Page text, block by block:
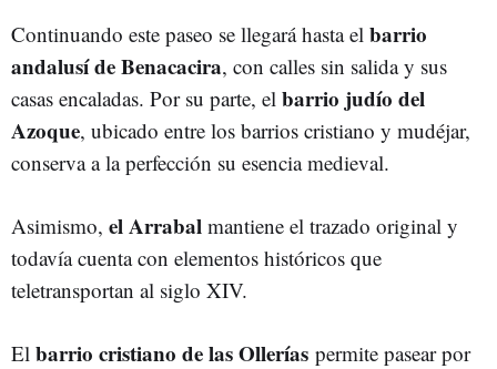
Continuando este paseo se llegará hasta el barrio
andalusí de Benacacira, con calles sin salida y sus
casas encaladas. Por su parte, el barrio judío del
Azoque, ubicado entre los barrios cristiano y mudéjar,
conserva a la perfección su esencia medieval.
Asimismo, el Arrabal mantiene el trazado original y
todavía cuenta con elementos históricos que
teletransportan al siglo XIV.
El barrio cristiano de las Ollerías permite pasear por